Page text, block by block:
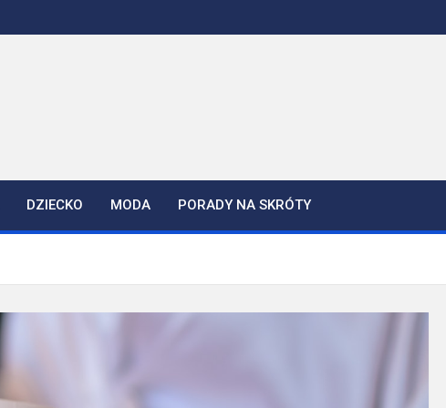
DZIECKO MODA PORADY NA SKRÓTY